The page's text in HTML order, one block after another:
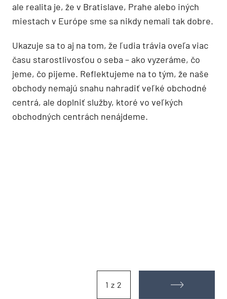
ale realita je, že v Bratislave, Prahe alebo iných
miestach v Európe sme sa nikdy nemali tak dobre.
Ukazuje sa to aj na tom, že ľudia trávia oveľa viac
času starostlivosťou o seba – ako vyzeráme, čo
jeme, čo pijeme. Reflektujeme na to tým, že naše
obchody nemajú snahu nahradiť veľké obchodné
centrá, ale doplniť služby, ktoré vo veľkých
obchodných centrách nenájdeme.
1 z 2